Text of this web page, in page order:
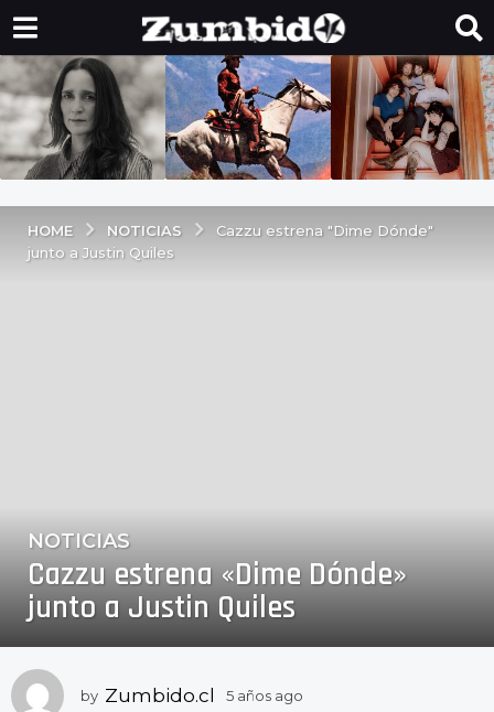
HOME NOTICIAS
Cazzu estrena "Dime Dónde"
junto a Justin Quiles
5
a
ñ
o
s
a
g
NOTICIAS
Cazzu estrena «Dime Dónde»
junto a Justin Quiles
by Zumbido.cl 5 años ago